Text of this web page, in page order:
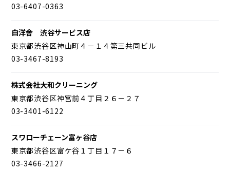
03-6407-0363
白洋舎 渋谷サービス店
東京都渋谷区神山町４－１４第三共同ビル
03-3467-8193
株式会社大和クリーニング
東京都渋谷区神宮前４丁目２６－２７
03-3401-6122
スワローチェーン富ヶ谷店
東京都渋谷区富ケ谷１丁目１７－６
03-3466-2127